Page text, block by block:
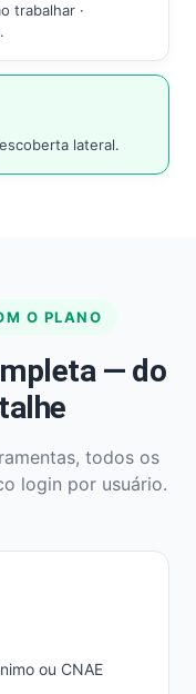
trabalhar ·
lateral.
O PLANO
— do
todos os
login por usuário.
ou CNAE